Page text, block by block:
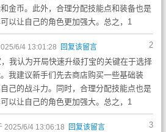
金币。此外，合理分配技能点和装备也是
以让自己的角色更加强大。总之，1
2
6/4 13:01:28 回复该留言
我认为开局快速升级打宝的关键在于选择
我建议新手们先去商店购买一些基础装
己的战斗力。同时，合理分配技能点也是
以让自己的角色更加强大。总之，1
3
2025/6/4 13:06:18 回复该留言